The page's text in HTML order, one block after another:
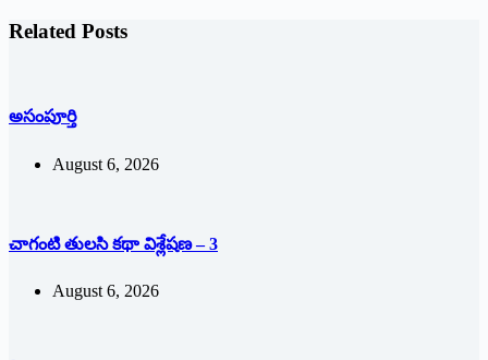
Related Posts
అసంపూర్తి
August 6, 2026
చాగంటి తులసి కథా విశ్లేషణ – 3
August 6, 2026